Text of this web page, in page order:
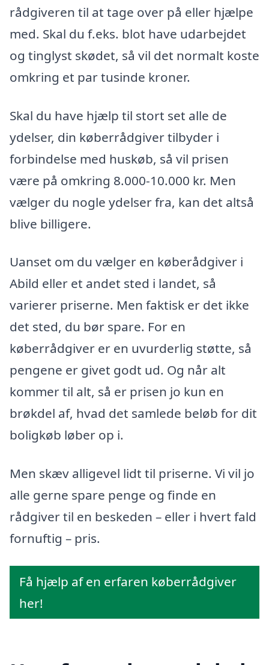
rådgiveren til at tage over på eller hjælpe
med. Skal du f.eks. blot have udarbejdet
og tinglyst skødet, så vil det normalt koste
omkring et par tusinde kroner.
Skal du have hjælp til stort set alle de
ydelser, din køberrådgiver tilbyder i
forbindelse med huskøb, så vil prisen
være på omkring 8.000-10.000 kr. Men
vælger du nogle ydelser fra, kan det altså
blive billigere.
Uanset om du vælger en køberådgiver i
Abild eller et andet sted i landet, så
varierer priserne. Men faktisk er det ikke
det sted, du bør spare. For en
køberrådgiver er en uvurderlig støtte, så
pengene er givet godt ud. Og når alt
kommer til alt, så er prisen jo kun en
brøkdel af, hvad det samlede beløb for dit
boligkøb løber op i.
Men skæv alligevel lidt til priserne. Vi vil jo
alle gerne spare penge og finde en
rådgiver til en beskeden – eller i hvert fald
fornuftig – pris.
Få hjælp af en erfaren køberrådgiver
her!